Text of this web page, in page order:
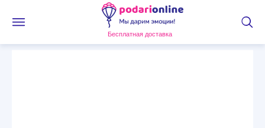
Бесплатная доставка